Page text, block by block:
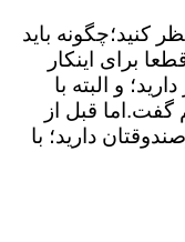
کنید؛‌چگونه باید
برای اینکار
و البته با
قبل از
دارید؛ با